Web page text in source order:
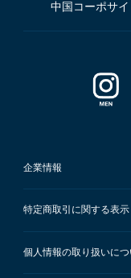
中国コーポサイ
企業情報
特定商取引に関する表示
個人情報の取り扱いにつ